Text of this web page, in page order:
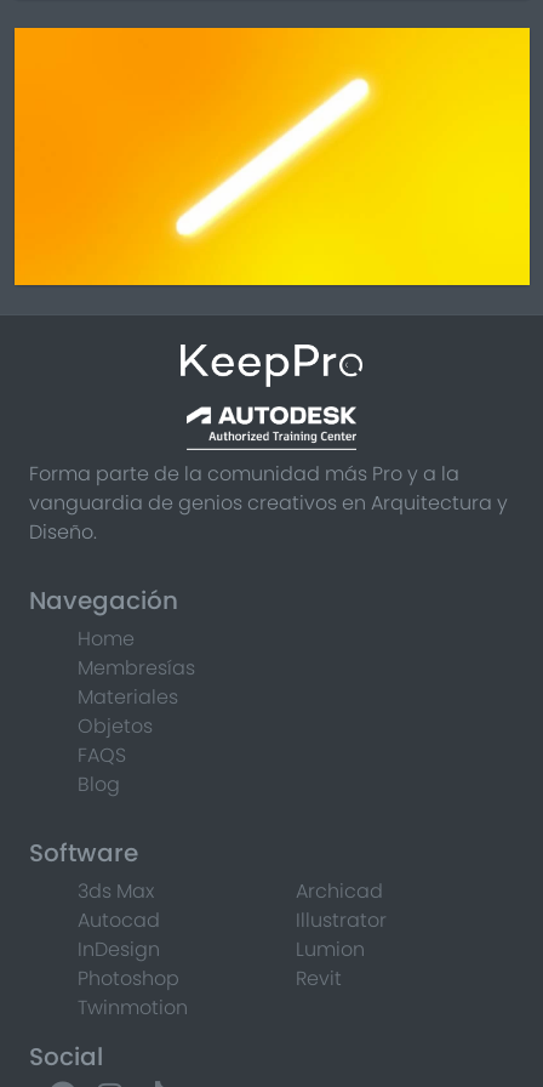
Forma parte de la comunidad más Pro y a la
vanguardia de genios creativos en Arquitectura y
Diseño.
Navegación
Home
Membresías
Materiales
Objetos
FAQS
Blog
Software
3ds Max
Archicad
Autocad
Illustrator
InDesign
Lumion
Photoshop
Revit
Twinmotion
Social